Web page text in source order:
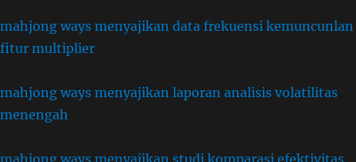
mahjong ways menyajikan data frekuensi kemuncunlan
fitur multiplier
mahjong ways menyajikan laporan analisis volatilitas
menengah